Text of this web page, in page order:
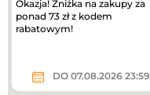
Okazja! Zniżka na zakupy za
ponad 73 zł z kodem
rabatowym!
DO 07.08.2026 23:59